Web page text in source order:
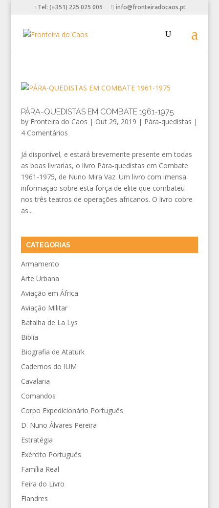
Tel: (+351) 225 025 005 info@fronteiradocaos.pt
PÁRA-QUEDISTAS EM COMBATE 1961-1975
by Fronteira do Caos | Out 29, 2019 | Pára-quedistas |
4 Comentários
Já disponível, e estará brevemente presente em todas
as boas livrarias, o livro Pára-quedistas em Combate
1961-1975, de Nuno Mira Vaz. Um livro com imensa
informação sobre esta força de elite que combateu
nos três teatros de operações africanos. O livro cobre
as...
CATEGORIAS
Armamento
Arte Urbana
Aviação em África
Aviação Militar
Batalha de La Lys
Biblia
Biografia de Ataturk
Cadernos do IUM
Cavalaria
Comandos
Corpo Expedicionário Português
D. Nuno Álvares Pereira
Estratégia
Exército Português
Família Real
Feira do Livro
Flandres